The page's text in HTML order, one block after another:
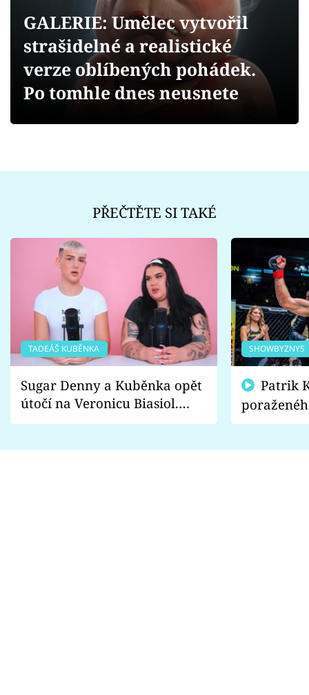
Videa
Sledujte prima+
GALERIE: Umělec vytvořil
strašidelné a realistické
verze oblíbených pohádek.
Po tomhle dnes neusnete
PŘEČTĚTE SI TAKÉ
TADEÁŠ KUBĚNKA
Sugar Denny a Kuběnka opět
útočí na Veronicu Biasiol.
Proč je podle nich falešná a
SHOWBYZNYS
fanoušci